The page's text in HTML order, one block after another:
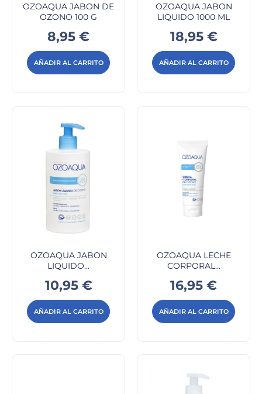
OZOAQUA JABON DE
OZONO 100 G
Precio
8,95 €
AÑADIR AL CARRITO
OZOAQUA JABON
LIQUIDO 1000 ML
Precio
18,95 €
AÑADIR AL CARRITO
OZOAQUA JABON
LIQUIDO...
Precio
10,95 €
AÑADIR AL CARRITO
OZOAQUA LECHE
CORPORAL...
Precio
16,95 €
AÑADIR AL CARRITO